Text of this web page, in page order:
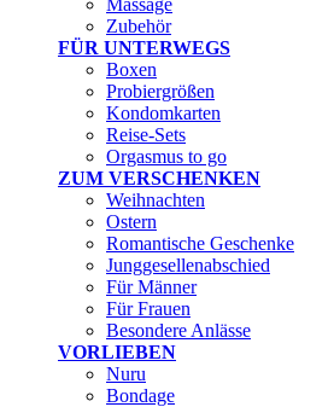
Massage
Zubehör
FÜR UNTERWEGS
Boxen
Probiergrößen
Kondomkarten
Reise-Sets
Orgasmus to go
ZUM VERSCHENKEN
Weihnachten
Ostern
Romantische Geschenke
Junggesellenabschied
Für Männer
Für Frauen
Besondere Anlässe
VORLIEBEN
Nuru
Bondage